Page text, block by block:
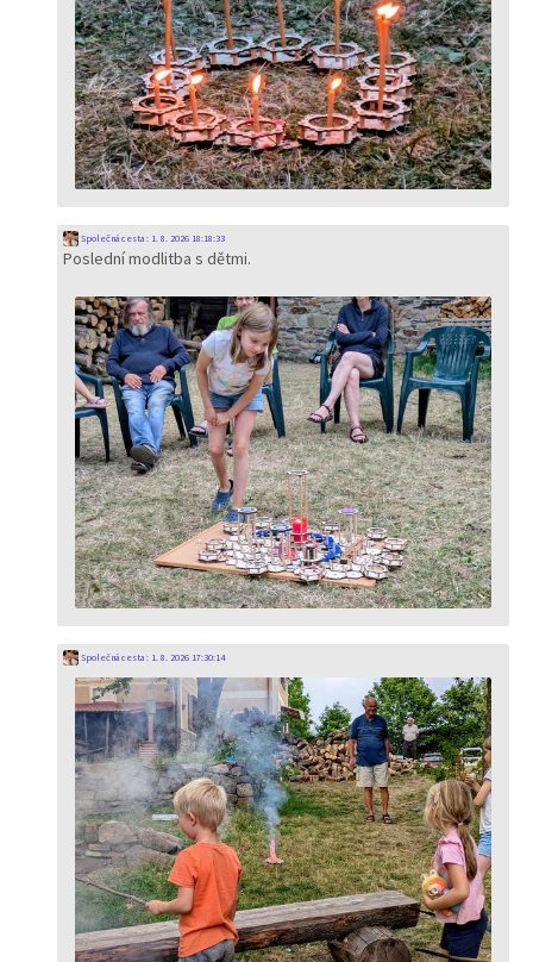
Společná cesta: 1. 8. 2026 18:18:33
Poslední modlitba s dětmi.
Společná cesta: 1. 8. 2026 17:30:14